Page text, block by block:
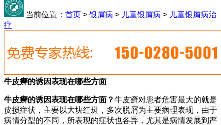
当前位置： 首页 > 银屑病 > 儿童银屑病 > 儿童银屑病治
疗
牛皮癣的诱因表现在哪些方面
牛皮癣的诱因表现在哪些方面？牛皮癣对患者危害最大的就是
皮损症状，主要以大块红斑，多次脱屑为主要病理表现，由于
病情分型的不同，所表现的症状也各异，尤其是病情发展到严